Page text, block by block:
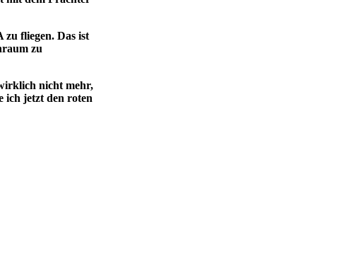
fliegen. Das ist
zu
nicht mehr,
ich jetzt den roten